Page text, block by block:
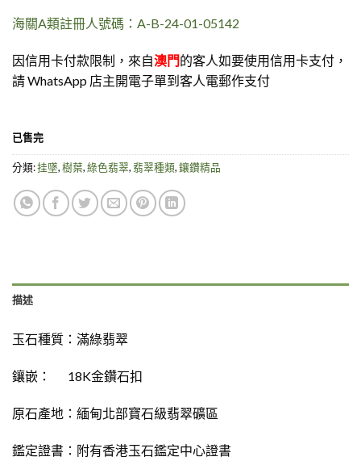
海關A類註冊人號碼：A-B-24-01-05142
因信用卡付款限制，來自澳門的客人如要使用信用卡支付，
請 WhatsApp 店主開電子單到客人電郵作支付
已售完
分類:挂墜,樹葉,綠色翡翠,翡翠種類,鑲鑽精品
描述
玉石種質： 滿綠翡翠
鑲嵌： 18K金鑽石扣
原石產地：緬甸北部寶石級翡翠礦區
鑑定證書： 附有香港玉石鑑定中心證書